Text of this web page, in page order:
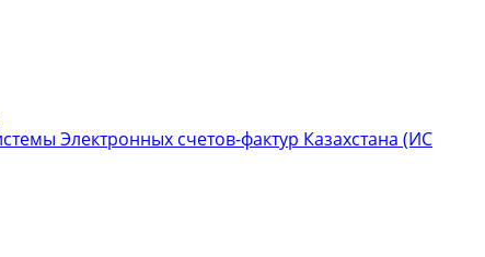
Электронных счетов-фактур Казахстана (ИС